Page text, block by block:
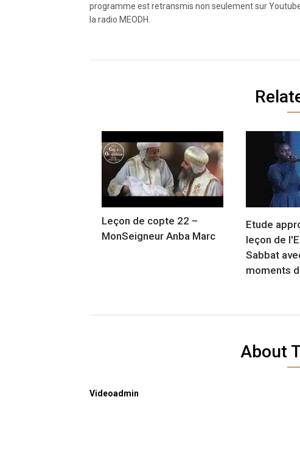
programme est retransmis non seulement sur
la radio MEODH.
Leçon de copte 22 –
MonSeigneur Anba Marc
Etude
leçon de
Sabbat
moments
About
Videoadmin